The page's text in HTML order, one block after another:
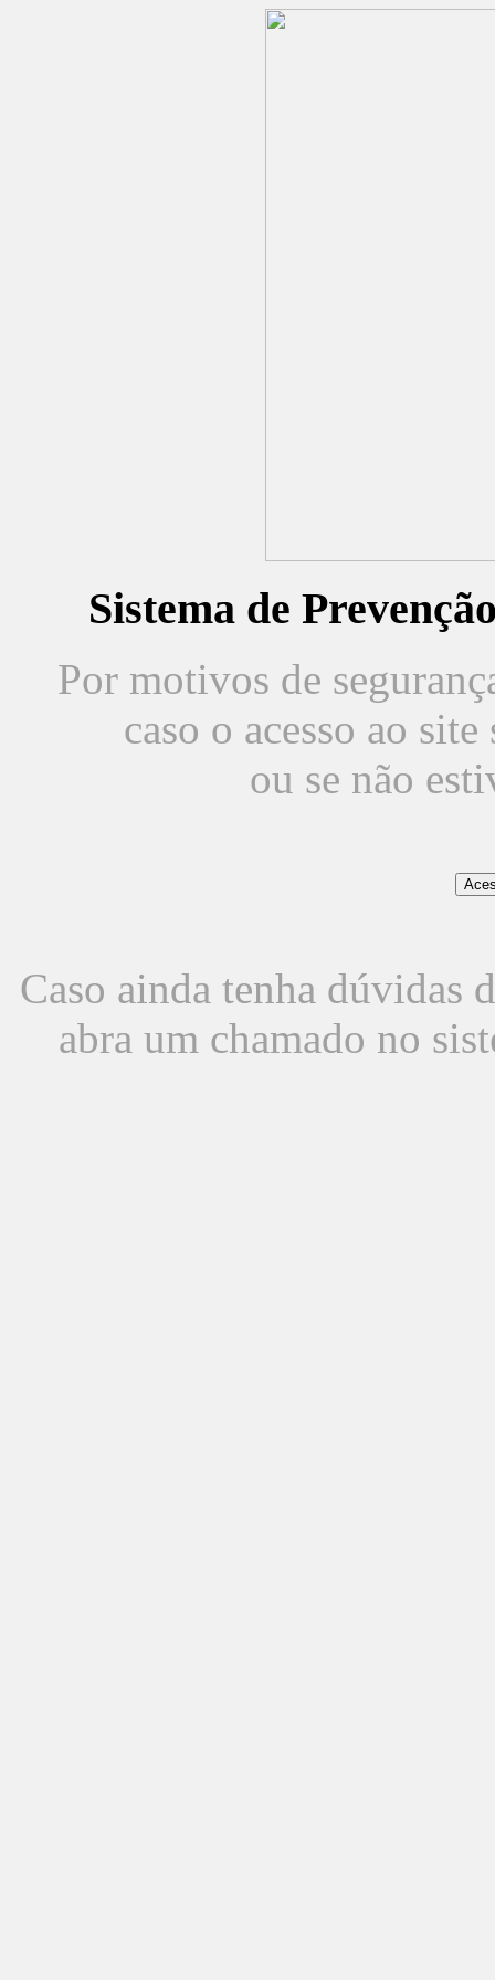
Sistema de
Por motivos de
caso o acesso ao
ou se não
Caso ainda tenha dúvidas
abra um chamado no